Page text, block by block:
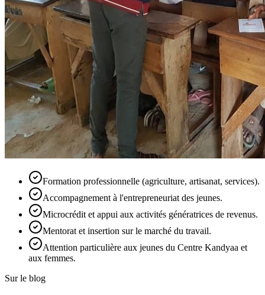
Formation professionnelle (agriculture, artisanat, services).
Accompagnement à l'entrepreneuriat des jeunes.
Microcrédit et appui aux activités génératrices de revenus.
Mentorat et insertion sur le marché du travail.
Attention particulière aux jeunes du Centre Kandyaa et
aux femmes.
Sur le blog